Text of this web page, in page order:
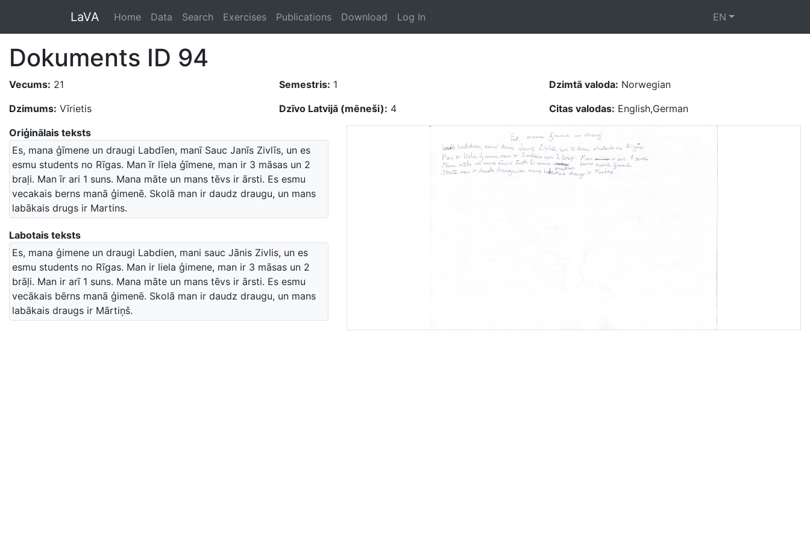
LaVA Home Data Search Exercises Publications Download Log In EN
Dokuments ID 94
Vecums: 21
Dzimums: Vīrietis
Semestris: 1
Dzīvo Latvijā (mēneši): 4
Dzimtā valoda: Norwegian
Citas valodas: English,German
Oriģinālais teksts
Es, mana ģīmene un draugi Labdīen, manī Sauc Janīs Zivlīs, un es
esmu students no Rīgas. Man īr līela ģīmene, man ir 3 māsas un 2
braļi. Man īr ari 1 suns. Mana māte un mans tēvs ir ārsti. Es esmu
vecakais berns manā ģimenē. Skolā man ir daudz draugu, un mans
labākais drugs ir Martins.
Labotais teksts
Es, mana ģimene un draugi Labdien, mani sauc Jānis Zivlis, un es
esmu students no Rīgas. Man ir liela ģimene, man ir 3 māsas un 2
brāļi. Man ir arī 1 suns. Mana māte un mans tēvs ir ārsti. Es esmu
vecākais bērns manā ģimenē. Skolā man ir daudz draugu, un mans
labākais draugs ir Mārtiņš.